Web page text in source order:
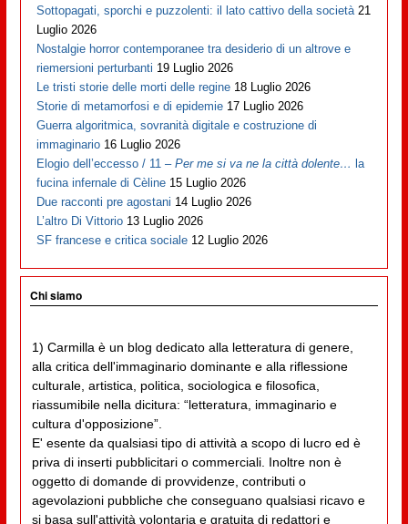
Sottopagati, sporchi e puzzolenti: il lato cattivo della società 21
Luglio 2026
Nostalgie horror contemporanee tra desiderio di un altrove e
riemersioni perturbanti 19 Luglio 2026
Le tristi storie delle morti delle regine 18 Luglio 2026
Storie di metamorfosi e di epidemie 17 Luglio 2026
Guerra algoritmica, sovranità digitale e costruzione di
immaginario 16 Luglio 2026
Elogio dell’eccesso / 11 –Per me si va ne la città dolente… la
fucina infernale di Cèline 15 Luglio 2026
Due racconti pre agostani 14 Luglio 2026
L’altro Di Vittorio 13 Luglio 2026
SF francese e critica sociale 12 Luglio 2026
Chi siamo
1) Carmilla è un blog dedicato alla letteratura di genere,
alla critica dell'immaginario dominante e alla riflessione
culturale, artistica, politica, sociologica e filosofica,
riassumibile nella dicitura: “letteratura, immaginario e
cultura d'opposizione”.
E' esente da qualsiasi tipo di attività a scopo di lucro ed è
priva di inserti pubblicitari o commerciali. Inoltre non è
oggetto di domande di provvidenze, contributi o
agevolazioni pubbliche che conseguano qualsiasi ricavo e
si basa sull'attività volontaria e gratuita di redattori e